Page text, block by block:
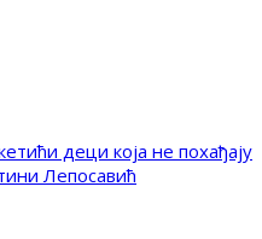
деци која не похађају
Лепосавић